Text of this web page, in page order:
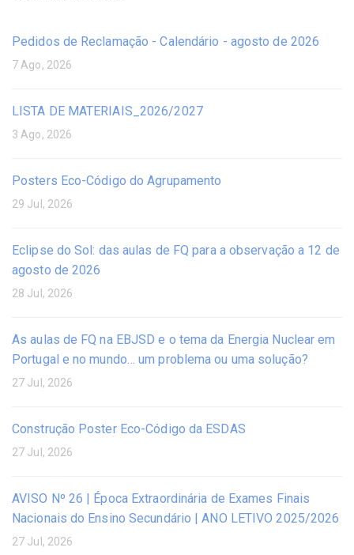
Pedidos de Reclamação - Calendário - agosto de 2026
7 Ago, 2026
LISTA DE MATERIAIS_2026/2027
3 Ago, 2026
Posters Eco-Código do Agrupamento
29 Jul, 2026
Eclipse do Sol: das aulas de FQ para a observação a 12 de
agosto de 2026
28 Jul, 2026
As aulas de FQ na EBJSD e o tema da Energia Nuclear em
Portugal e no mundo… um problema ou uma solução?
27 Jul, 2026
Construção Poster Eco-Código da ESDAS
27 Jul, 2026
AVISO Nº 26 | Época Extraordinária de Exames Finais
Nacionais do Ensino Secundário | ANO LETIVO 2025/2026
27 Jul, 2026